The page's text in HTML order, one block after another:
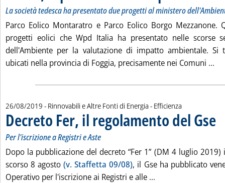
La società tedesca ha presentato due progetti al ministero
Parco Eolico Montaratro e Parco Eolico Borgo
progetti eolici che Wpd Italia ha presentato nelle scorse
dell'Ambiente per la valutazione di impatto ambientale.
ubicati nella provincia di Foggia, precisamente nei Comuni ...
26/08/2019 - Rinnovabili e Altre Fonti di Energia - Efficienza
Decreto Fer, il regolamento del Gse
Per l'iscrizione a Registri e Aste
Dopo la pubblicazione del decreto “Fer 1” (DM 4 luglio 2019)
scorso 8 agosto(v. Staffetta 09/08), il Gse ha pubblicato
Operativo per l'iscrizione ai Registri e alle ...